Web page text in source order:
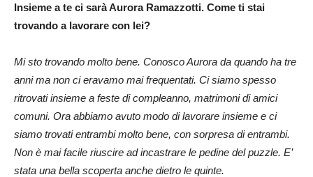
Insieme a te ci sarà Aurora Ramazzotti. Come ti stai
trovando a lavorare con lei?
Mi sto trovando molto bene. Conosco Aurora da quando ha tre
anni ma non ci eravamo mai frequentati. Ci siamo spesso
ritrovati insieme a feste di compleanno, matrimoni di amici
comuni. Ora abbiamo avuto modo di lavorare insieme e ci
siamo trovati entrambi molto bene, con sorpresa di entrambi.
Non è mai facile riuscire ad incastrare le pedine del puzzle. E’
stata una bella scoperta anche dietro le quinte.